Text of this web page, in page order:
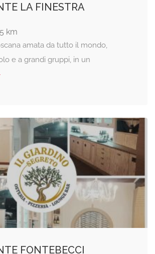
LA FINESTRA
km
amata da tutto il mondo,
e a grandi gruppi, in un
FONTEBECCI